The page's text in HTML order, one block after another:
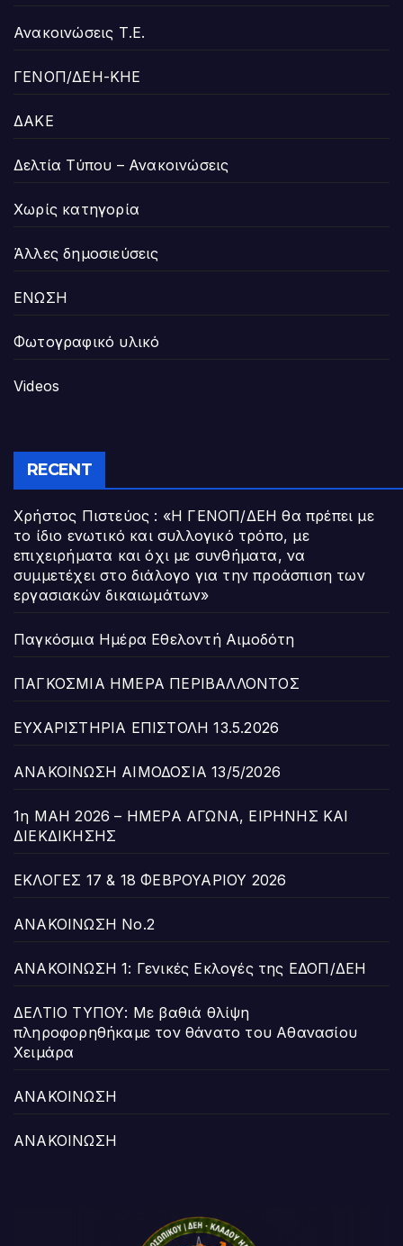
Ανακοινώσεις Τ.Ε.
ΓΕΝΟΠ/ΔΕΗ-ΚΗΕ
ΔΑΚΕ
Δελτία Τύπου – Ανακοινώσεις
Χωρίς κατηγορία
Άλλες δημοσιεύσεις
ΕΝΩΣΗ
Φωτογραφικό υλικό
Videos
RECENT
Χρήστος Πιστεύος : «Η ΓΕΝΟΠ/ΔΕΗ θα πρέπει με
το ίδιο ενωτικό και συλλογικό τρόπο, με
επιχειρήματα και όχι με συνθήματα, να
συμμετέχει στο διάλογο για την προάσπιση των
εργασιακών δικαιωμάτων»
Παγκόσμια Ημέρα Εθελοντή Αιμοδότη
ΠΑΓΚΟΣΜΙΑ ΗΜΕΡΑ ΠΕΡΙΒΑΛΛΟΝΤΟΣ
ΕΥΧΑΡΙΣΤΗΡΙΑ ΕΠΙΣΤΟΛΗ 13.5.2026
ΑΝΑΚΟΙΝΩΣΗ ΑΙΜΟΔΟΣΙΑ 13/5/2026
1η ΜΑΗ 2026 – ΗΜΕΡΑ ΑΓΩΝΑ, ΕΙΡΗΝΗΣ ΚΑΙ
ΔΙΕΚΔΙΚΗΣΗΣ
ΕΚΛΟΓΕΣ 17 & 18 ΦΕΒΡΟΥΑΡΙΟΥ 2026
ΑΝΑΚΟΙΝΩΣΗ Νο.2
ΑΝΑΚΟΙΝΩΣΗ 1: Γενικές Εκλογές της ΕΔΟΠ/ΔΕΗ
ΔΕΛΤΙΟ ΤΥΠΟΥ: Με βαθιά θλίψη
πληροφορηθήκαμε τον θάνατο του Αθανασίου
Χειμάρα
ΑΝΑΚΟΙΝΩΣΗ
ΑΝΑΚΟΙΝΩΣΗ